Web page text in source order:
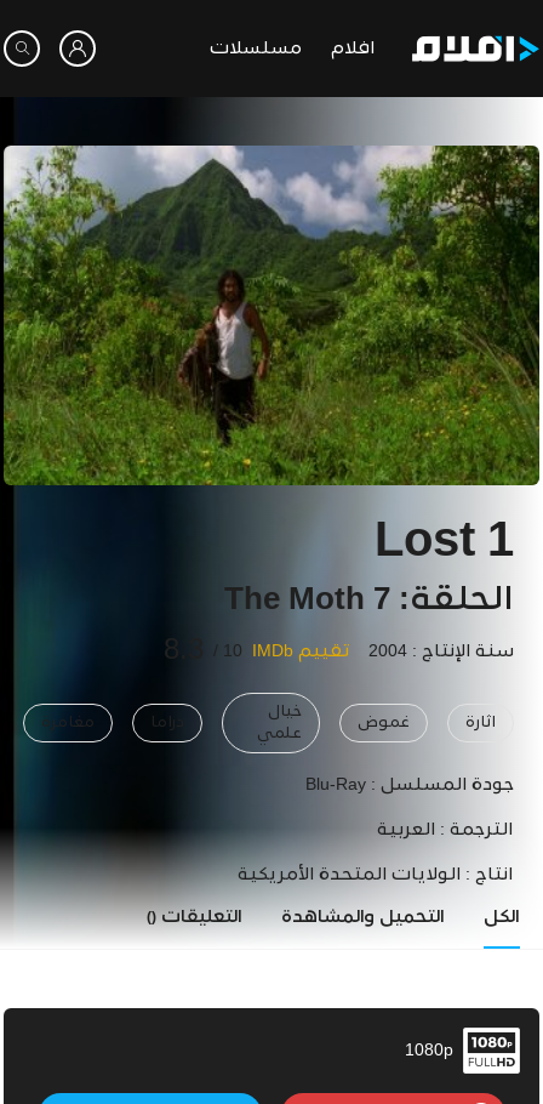
افلام مسلسلات
Lost 1
الحلقة: 7 The Moth
سنة الإنتاج : 2004 تقييم IMDb 10 /
8.3
اثارة غموض
خيال
علمي
دراما مغامرة
جودة المسلسل : Blu-Ray
الترجمة : العربية
انتاج : الولايات المتحدة الأمريكية
الكل التحميل والمشاهدة التعليقات ()
1080p